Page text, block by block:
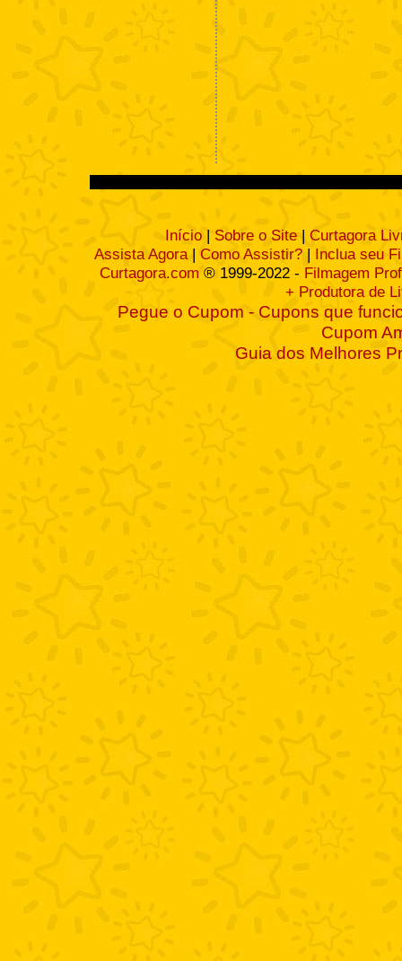
Início | Sobre o Site | Curtagora
Assista Agora| Como Assistir? | Inclua seu
Curtagora.com ® 1999-2022 - Filmagem
+ Produtora de
Pegue o Cupom - Cupons que
Cupom
Guia dos Melhores